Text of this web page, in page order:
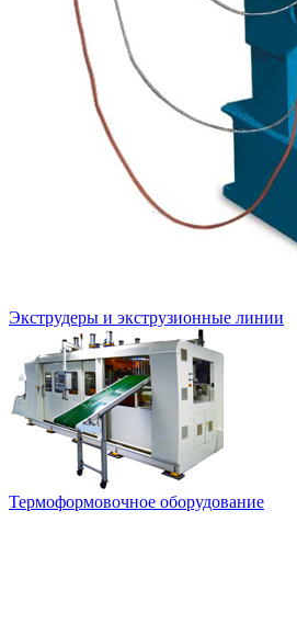
Экструдеры и экструзионные линии
Термоформовочное оборудование